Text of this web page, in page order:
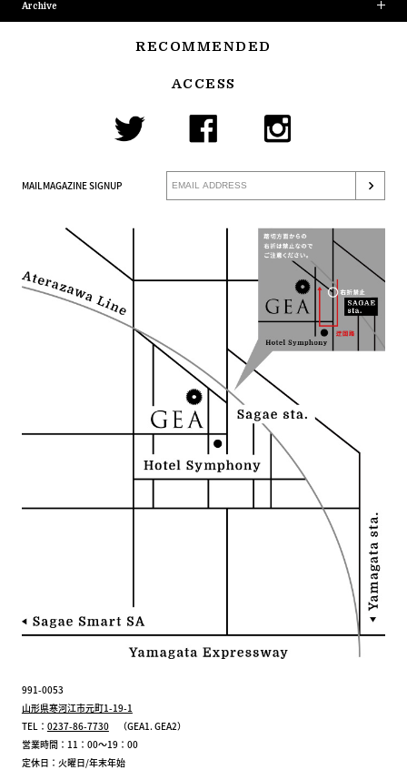
Archive
RECOMMENDED
ACCESS
MAILMAGAZINE SIGNUP
991-0053
山形県寒河江市元町1-19-1
TEL： 0237-86-7730（GEA1. GEA2）
営業時間：11：00～19：00
定休日：火曜日/年末年始